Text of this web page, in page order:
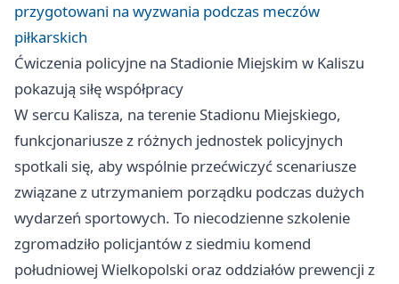
przygotowani na wyzwania podczas meczów
piłkarskich
Ćwiczenia policyjne na Stadionie Miejskim w Kaliszu
pokazują siłę współpracy
W sercu Kalisza, na terenie Stadionu Miejskiego,
funkcjonariusze z różnych jednostek policyjnych
spotkali się, aby wspólnie przećwiczyć scenariusze
związane z utrzymaniem porządku podczas dużych
wydarzeń sportowych. To niecodzienne szkolenie
zgromadziło policjantów z siedmiu komend
południowej Wielkopolski oraz oddziałów prewencji z